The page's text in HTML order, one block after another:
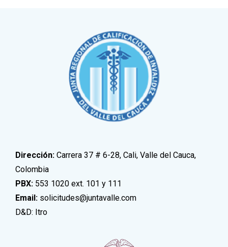
Dirección: Carrera 37 # 6-28, Cali, Valle del Cauca,
Colombia
PBX: 553 1020 ext. 101 y 111
Email: solicitudes@juntavalle.com
D&D: Itro